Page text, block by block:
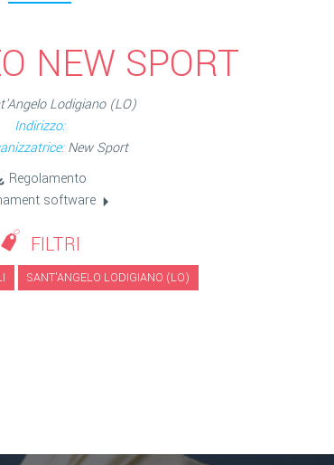
NEW SPORT
Lodigiano (LO)
Indirizzo:
New Sport
Regolamento
software
FILTRI
SANT'ANGELO LODIGIANO (LO)